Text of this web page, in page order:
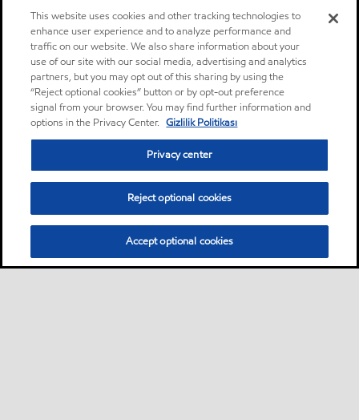
This website uses cookies and other tracking technologies to
enhance user experience and to analyze performance and
traffic on our website. We also share information about your
use of our site with our social media, advertising and analytics
partners, but you may opt out of this sharing by using the
“Reject optional cookies” button or by opt-out preference
signal from your browser. You may find further information and
options in the Privacy Center. Gizlilik Politikası
Privacy center
Reject optional cookies
Accept optional cookies